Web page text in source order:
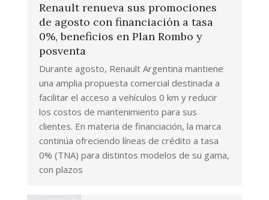
Renault renueva sus promociones
de agosto con financiación a tasa
0%, beneficios en Plan Rombo y
posventa
Durante agosto, Renault Argentina mantiene
una amplia propuesta comercial destinada a
facilitar el acceso a vehículos 0 km y reducir
los costos de mantenimiento para sus
clientes. En materia de financiación, la marca
continúa ofreciendo líneas de crédito a tasa
0% (TNA) para distintos modelos de su gama,
con plazos